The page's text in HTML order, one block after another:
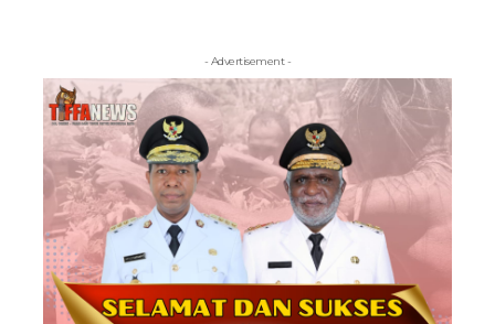
- Advertisement -